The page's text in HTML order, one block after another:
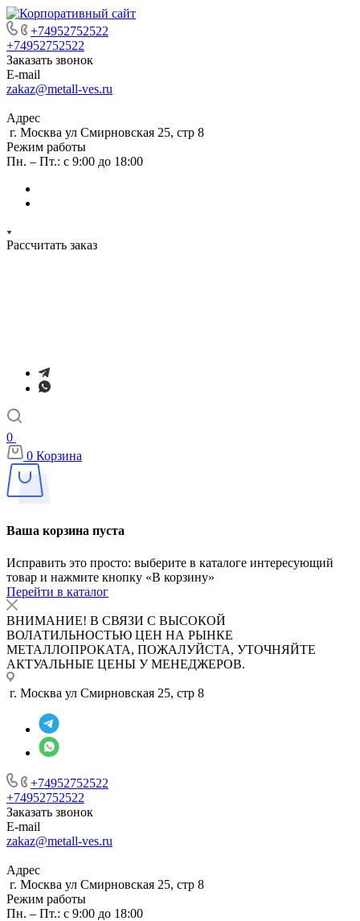
+74952752522
+74952752522
Заказать звонок
E-mail
zakaz@metall-ves.ru
Адрес
г. Москва ул Смирновская 25, стр 8
Режим работы
Пн. – Пт.: с 9:00 до 18:00
Рассчитать заказ
0
0 Корзина
Ваша корзина пуста
Исправить это просто: выберите в каталоге интересующий
товар и нажмите кнопку «В корзину»
Перейти в каталог
ВНИМАНИЕ! В СВЯЗИ С ВЫСОКОЙ
ВОЛАТИЛЬНОСТЬЮ ЦЕН НА РЫНКЕ
МЕТАЛЛОПРОКАТА, ПОЖАЛУЙСТА, УТОЧНЯЙТЕ
АКТУАЛЬНЫЕ ЦЕНЫ У МЕНЕДЖЕРОВ.
г. Москва ул Смирновская 25, стр 8
+74952752522
+74952752522
Заказать звонок
E-mail
zakaz@metall-ves.ru
Адрес
г. Москва ул Смирновская 25, стр 8
Режим работы
Пн. – Пт.: с 9:00 до 18:00